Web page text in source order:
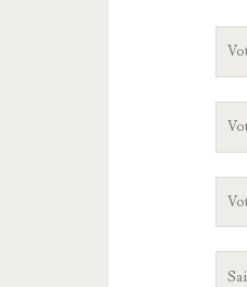
V
n
m
V
a
L
RV